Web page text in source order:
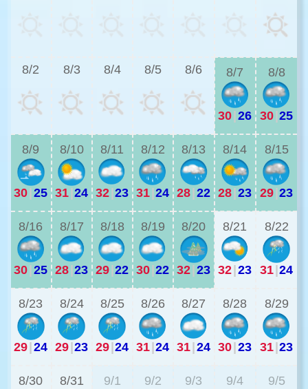
8/2 8/3 8/4 8/5 8/6 8/7
30|26
8/8
30|25
8/9
30|25
8/10
31|24
8/11
32|23
8/12
31|24
8/13
28|22
8/14
28|23
8/15
29|23
8/16
30|25
8/17
28|23
8/18
29|22
8/19
30|22
8/20
32|23
8/21
32|23
8/22
31|24
8/23
29|24
8/24
29|23
8/25
29|24
8/26
31|24
8/27
31|24
8/28
30|23
8/29
31|23
8/30 8/31 9/1 9/2 9/3 9/4 9/5